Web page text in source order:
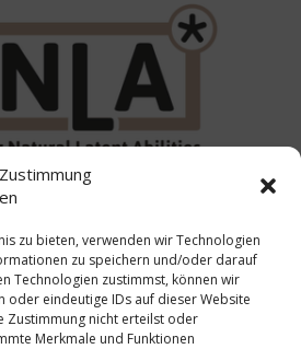
zu bieten, verwenden wir Technologien
zu speichern und/oder darauf
Technologien zustimmst, können wir
oder eindeutige IDs auf dieser Website
Zustimmung nicht erteilst oder
Merkmale und Funktionen
& Processes
Str. 15 in 94469 Deggendorf